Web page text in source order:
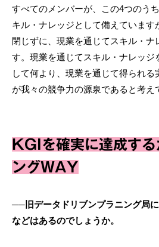
すべてのメンバーが、この4つのう
キル・ナレッジとして備えています
閉じずに、現業を通じてスキル・ナ
す。現業を通じてスキル・ナレッジ
して何より、現業を通じて得られ
が我々の競争力の源泉であると考え
KGIを確実に達成す
ングWAY
──旧データドリブンプラニング局
などはあるのでしょうか。